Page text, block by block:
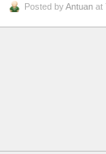
Posted byAntuan at